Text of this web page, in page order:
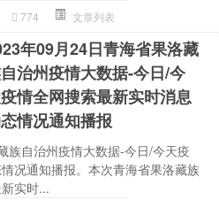
774 文章列表
年09月24日青海省果洛藏
治州疫情大数据-今日/今
情全网搜索最新实时消息
情况通知播报
族自治州疫情大数据-今日/今天疫
况通知播报。本次青海省果洛藏族
实时...